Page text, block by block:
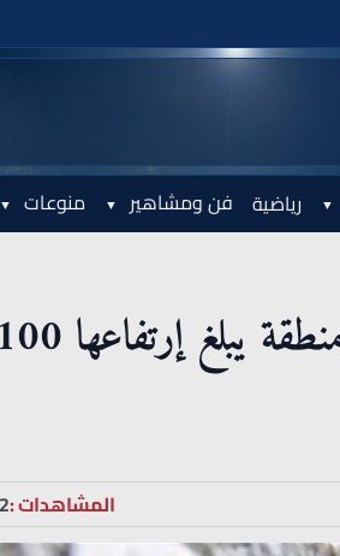
رياضية فن ومشاهير منوعات
بقيت 5 ساعات عالقة .. سقوط سائحة في منطقة يبلغ إرتفاعها 100
المشاهدات :